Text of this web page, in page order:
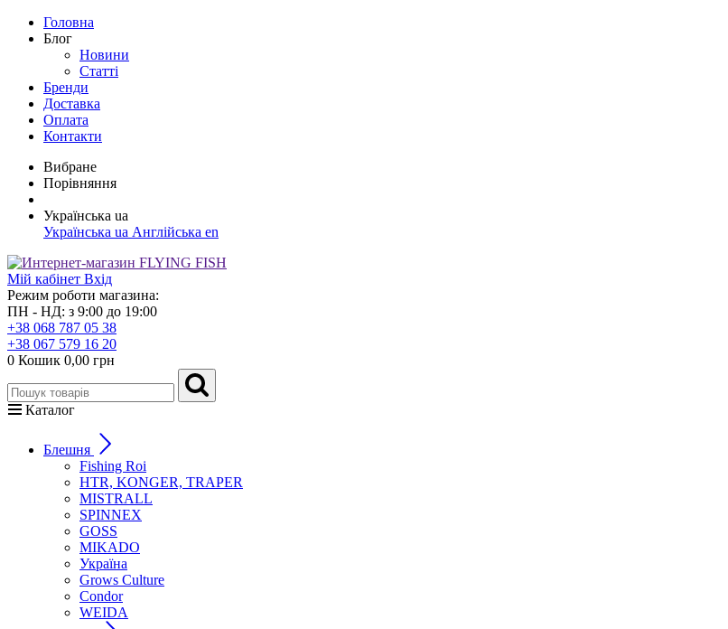
Головна
Блог
Новини
Статті
Бренди
Доставка
Оплата
Контакти
Вибране
Порівняння
Українська ua
Українська ua Англійська en
Мій кабінет Вхід
Режим роботи магазина:
ПН - НД: з 9:00 до 19:00
+38 068 787 05 38
+38 067 579 16 20
0 Кошик 0,00 грн
Каталог
Блешня
Fishing Roi
HTR, KONGER, TRAPER
MISTRALL
SPINNEX
GOSS
MIKADO
Україна
Grows Culture
Condor
WEIDA